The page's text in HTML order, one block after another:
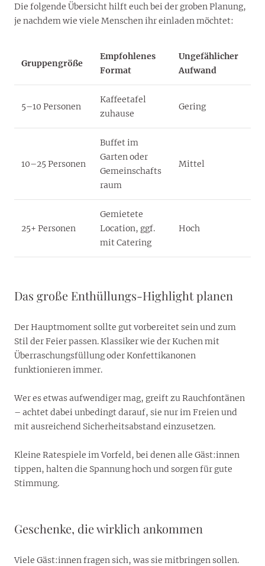
Die folgende Übersicht hilft euch bei der groben Planung,
je nachdem wie viele Menschen ihr einladen möchtet:
Gruppengröße
Empfohlenes
Format
Ungefählicher
Aufwand
5–10 Personen
Kaffeetafel
zuhause
Gering
10–25 Personen
Buffet im
Garten oder
Gemeinschafts
raum
Mittel
25+ Personen
Gemietete
Location, ggf.
mit Catering
Hoch
Das große Enthüllungs-Highlight planen
Der Hauptmoment sollte gut vorbereitet sein und zum
Stil der Feier passen. Klassiker wie der Kuchen mit
Überraschungsfüllung oder Konfettikanonen
funktionieren immer.
Wer es etwas aufwendiger mag, greift zu Rauchfontänen
– achtet dabei unbedingt darauf, sie nur im Freien und
mit ausreichend Sicherheitsabstand einzusetzen.
Kleine Ratespiele im Vorfeld, bei denen alle Gäst:innen
tippen, halten die Spannung hoch und sorgen für gute
Stimmung.
Geschenke, die wirklich ankommen
Viele Gäst:innen fragen sich, was sie mitbringen sollen.